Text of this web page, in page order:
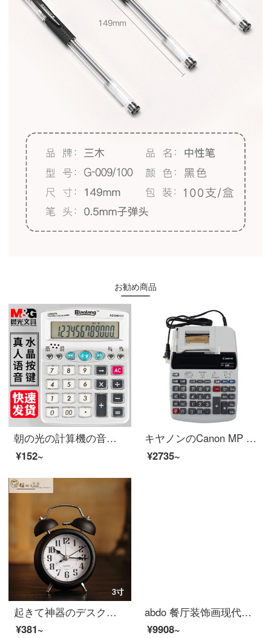
お勧め商品
朝の光の計算機の音声の真人の発音の多機能の大きいボタンのスクリーンのかわいい女子大学生の会計の財務の専用試験大学の新型のファッション的なコンピュータのミニの手持ちの金の98101【部分の地区の翌日達】
¥152~
キヤノンのCanon MP 120-MG IIプリント式計算機のプリントアップツールのビジネスコンピュータの二色
¥2735~
起きて神器のデスクトップが静かでベルが鳴っています。学生は時計を鳴らします。
¥381~
abdo 餐厅装饰画现代简挂画饭厅餐桌上钟表壁画轻奢餐厅墙面装饰 A 小套(左40*60+右直径33.5+钟表)适合2.
¥9908~